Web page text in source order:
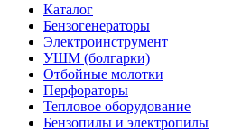
Каталог
Бензогенераторы
Электроинструмент
УШМ (болгарки)
Отбойные молотки
Перфораторы
Тепловое оборудование
Бензопилы и электропилы